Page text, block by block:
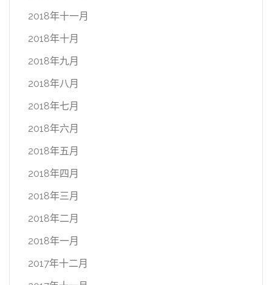
2018年十一月
2018年十月
2018年九月
2018年八月
2018年七月
2018年六月
2018年五月
2018年四月
2018年三月
2018年二月
2018年一月
2017年十二月